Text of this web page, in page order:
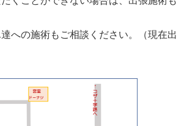
への施術もご相談ください。（現在出